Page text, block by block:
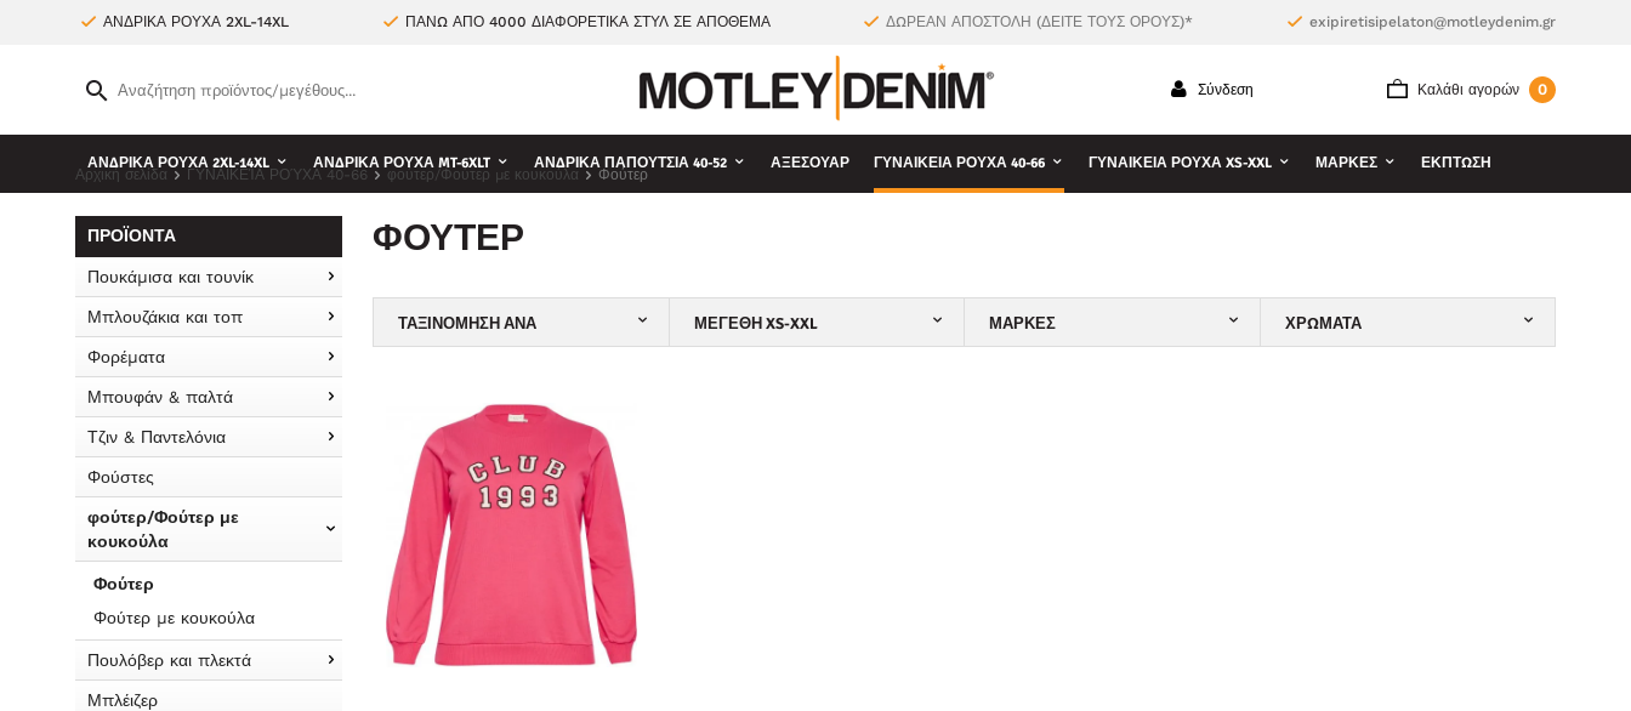
ΑΝΔΡΙΚΑ ΡΟΥΧΑ 2XL-14XL ΠΑΝΩ ΑΠΟ 4000 ΔΙΑΦΟΡΕΤΙΚΑ ΣΤΥΛ ΣΕ ΑΠΟΘΕΜΑ ΔΩΡΕΑΝ ΑΠΟΣΤΟΛΗ (ΔΕΙΤΕ ΤΟΥΣ ΟΡΟΥΣ)* exipiretisipelaton@motleydenim.gr
Καλάθι αγορών 0
Σύνδεση
ΑΝΔΡΙΚΑ ΡΟΥΧΑ 2XL-14XL ΑΝΔΡΙΚΑ ΡΟΥΧΑ MT-6XLT ΑΝΔΡΙΚΆ ΠΑΠΟΎΤΣΙΑ 40-52 ΑΞΕΣΟΥΆΡ ΓΥΝΑΙΚΕΊΑ ΡΟΎΧΑ 40-66 ΓΥΝΑΙΚΕΊΑ ΡΟΎΧΑ XS-XXL ΜΆΡΚΕΣ ΕΚΠΤΩΣΗ
Αρχική σελίδα ΓΥΝΑΙΚΕΊΑ ΡΟΎΧΑ 40-66 φούτερ/Φούτερ με κουκούλα Φούτερ
ΠΡΟΪΌΝΤΑ
Πουκάμισα και τουνίκ
Μπλουζάκια και τοπ
Φορέματα
Μπουφάν & παλτά
Τζιν & Παντελόνια
Φούστες
φούτερ/Φούτερ με
κουκούλα
Φούτερ
Φούτερ με κουκούλα
Πουλόβερ και πλεκτά
Μπλέιζερ
ΦΟΎΤΕΡ
ΤΑΞΙΝΌΜΗΣΗ ΑΝΆ ΜΕΓΈΘΗ XS-XXL ΜΆΡΚΕΣ ΧΡΏΜΑΤΑ